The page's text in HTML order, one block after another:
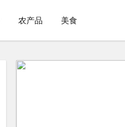
农产品 美食